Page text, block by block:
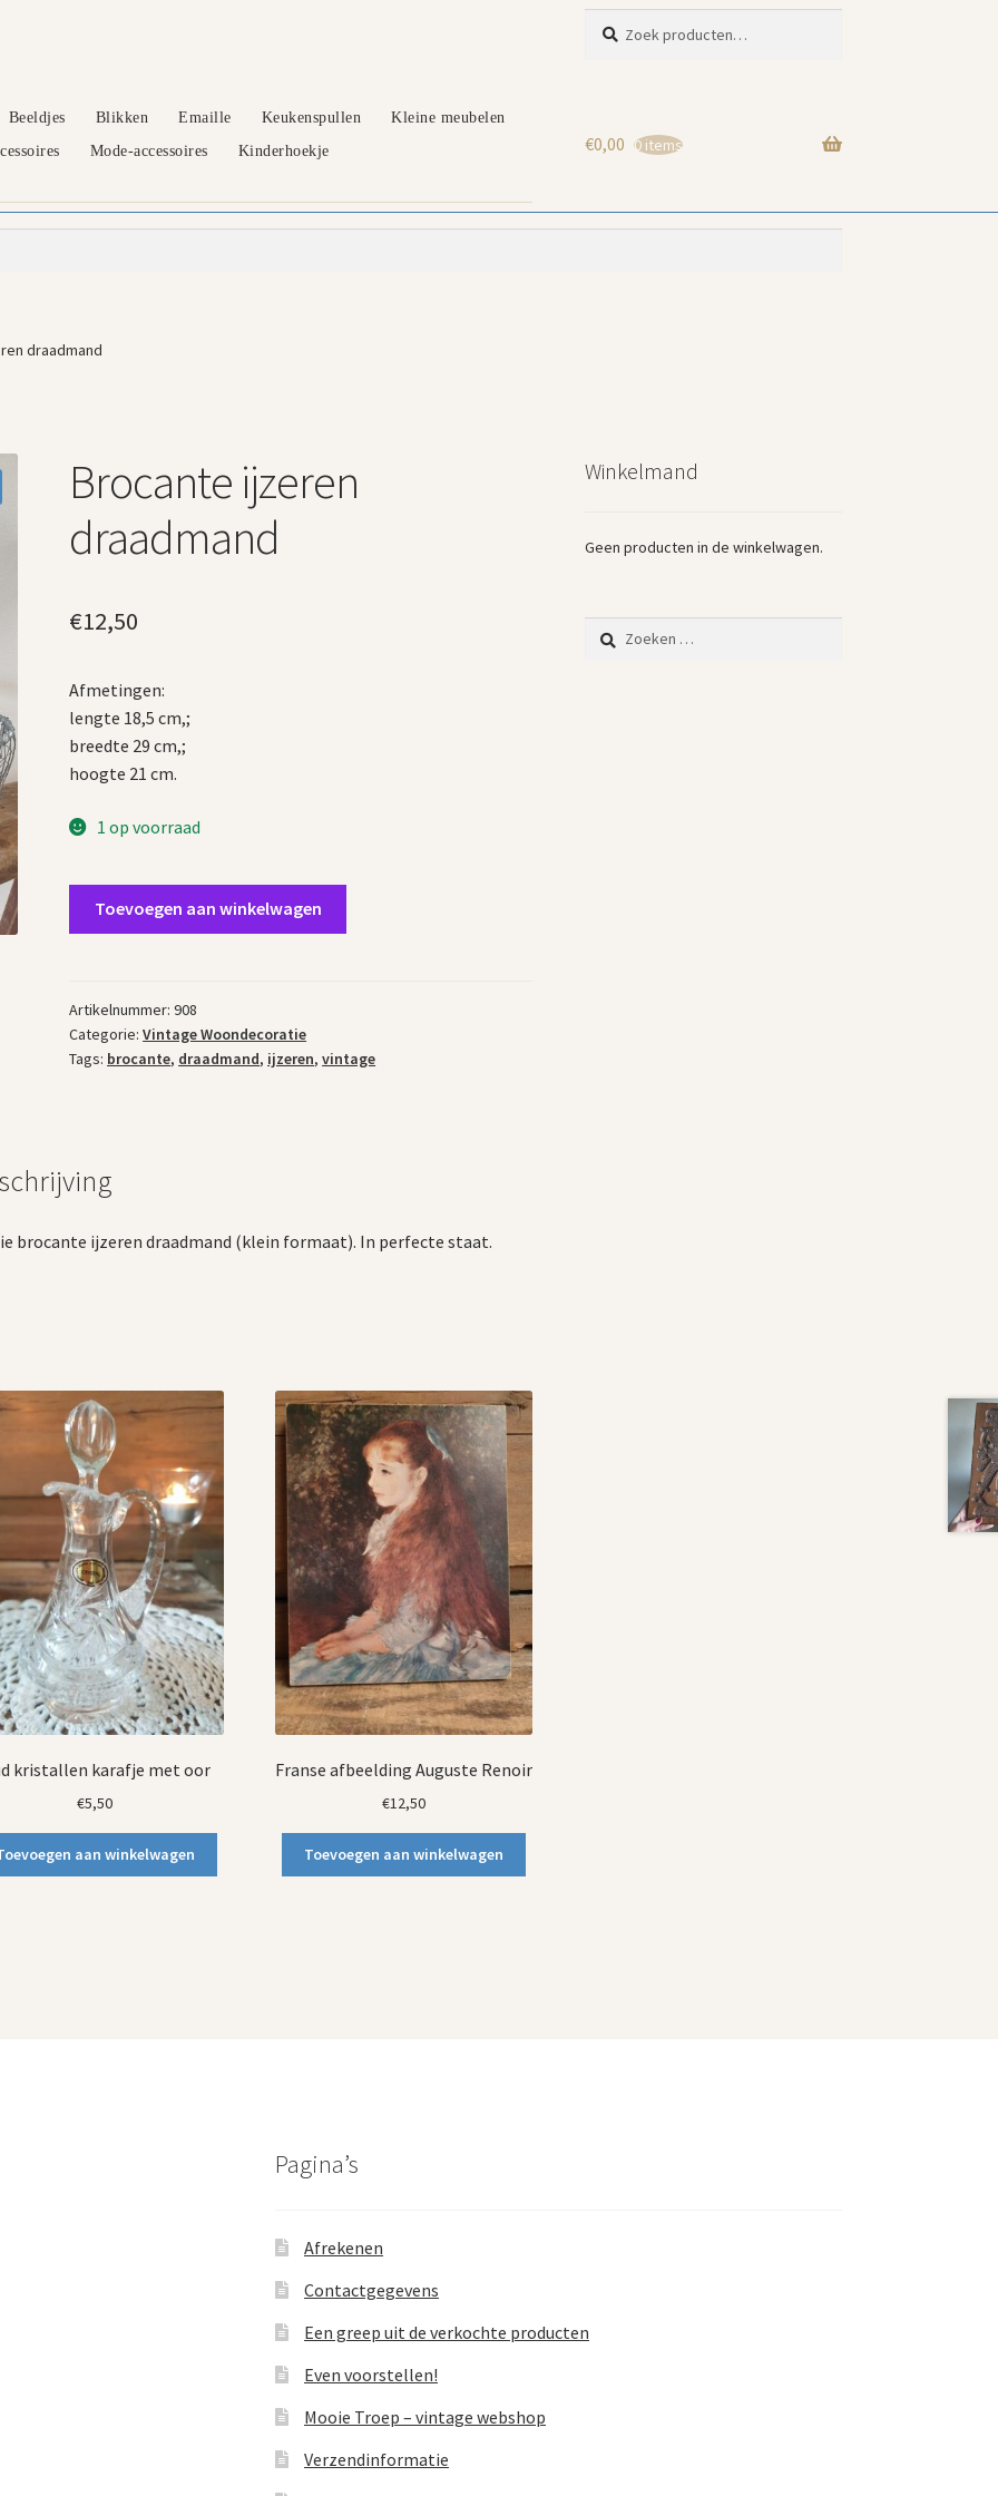
naar:
Beeldjes Blikken Emaille Keukenspullen
Kleine meubelen
Mode-accessoires Kinderhoekje €0,00 0 items
draadmand
Brocante ijzeren
draadmand
€12,50
Afmetingen:
lengte 18,5 cm,;
breedte 29 cm,;
hoogte 21 cm.
1 op voorraad
Toevoegen aan winkelwagen
Artikelnummer:908
Categorie:Vintage Woondecoratie
Tags: brocante, draadmand, ijzeren,vintage
brocante ijzeren draadmand (klein formaat). In perfecte staat.
kristallen karafje met oor
€5,50
aan winkelwagen
Franse afbeelding Auguste Renoir
€12,50
Toevoegen aan winkelwagen
Winkelmand
Geen producten in de winkelwagen.
Zoeken
naar:
Pagina’s
Afrekenen
Contactgegevens
Een greep uit de verkochte producten
Even voorstellen!
Mooie Troep – vintage webshop
Verzendinformatie